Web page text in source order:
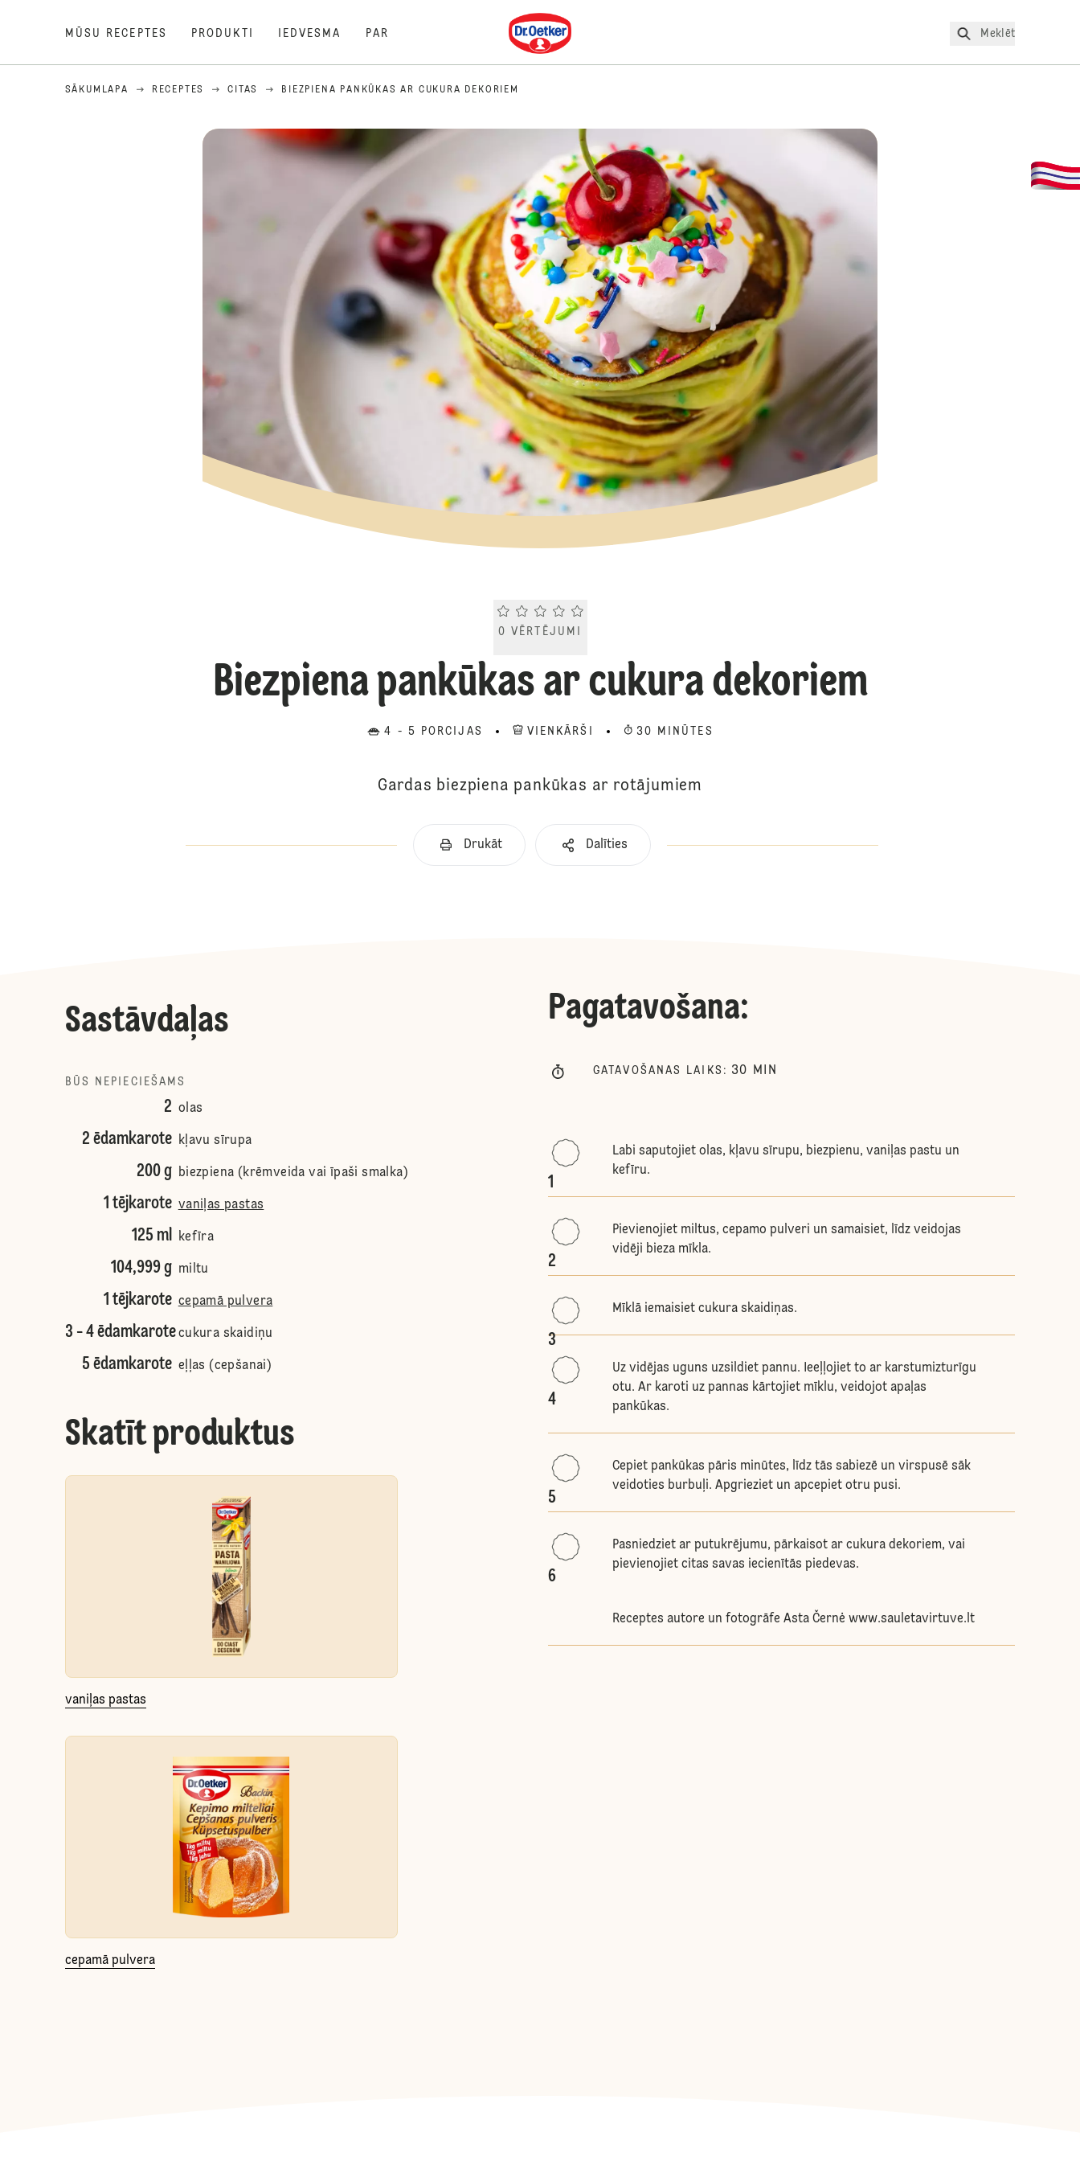
MŪSU RECEPTES PRODUKTI IEDVESMA PAR
Dr. Oetker
Meklēt
SĀKUMLAPA RECEPTES CITAS BIEZPIENA PANKŪKAS AR CUKURA DEKORIEM
Current rating 0.0. Click to rate.
0 VĒRTĒJUMI
Biezpiena pankūkas ar cukura dekoriem
4 - 5 PORCIJAS VIENKĀRŠI 30 MINŪTES
Gardas biezpiena pankūkas ar rotājumiem
Drukāt Dalīties
Sastāvdaļas
BŪS NEPIECIEŠAMS
2 olas
2 ēdamkarote kļavu sīrupa
200 g biezpiena (krēmveida vai īpaši smalka)
1 tējkarote vaniļas pastas
125 ml kefīra
104,999 g miltu
1 tējkarote cepamā pulvera
3 - 4 ēdamkarote cukura skaidiņu
5 ēdamkarote eļļas (cepšanai)
Skatīt produktus
vaniļas pastas
cepamā pulvera
Pagatavošana:
GATAVOŠANAS LAIKS : 30 MIN
1
Labi saputojiet olas, kļavu sīrupu, biezpienu, vaniļas pastu un
kefīru.
2
Pievienojiet miltus, cepamo pulveri un samaisiet, līdz veidojas
vidēji bieza mīkla.
3
Mīklā iemaisiet cukura skaidiņas.
4
Uz vidējas uguns uzsildiet pannu. Ieeļļojiet to ar karstumizturīgu
otu. Ar karoti uz pannas kārtojiet mīklu, veidojot apaļas
pankūkas.
5
Cepiet pankūkas pāris minūtes, līdz tās sabiezē un virspusē sāk
veidoties burbuļi. Apgrieziet un apcepiet otru pusi.
6
Pasniedziet ar putukrējumu, pārkaisot ar cukura dekoriem, vai
pievienojiet citas savas iecienītās piedevas.
Receptes autore un fotogrāfe Asta Černė www.sauletavirtuve.lt